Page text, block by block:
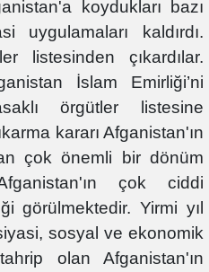
koydukları bazı
uygulamaları kaldırdı.
listesinden çıkardılar.
İslam Emirliği’ni
örgütler listesine
kararı Afganistan'ın
çok önemli bir dönüm
çok ciddi
görülmektedir. Yirmi yıl
sosyal ve ekonomik
olan Afganistan'ın